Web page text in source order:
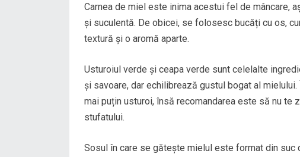
Carnea de miel este inima acestui fel de mâncare,
și suculentă. De obicei, se folosesc bucăți cu os,
textură și o aromă aparte.
Usturoiul verde și ceapa verde sunt celelalte
și savoare, dar echilibrează gustul bogat al
mai puțin usturoi, însă recomandarea este să nu
stufatului.
Sosul în care se gătește mielul este format din suc